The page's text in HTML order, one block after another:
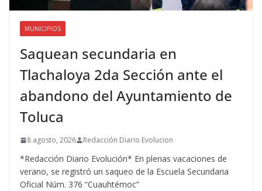
MUNICIPIOS
Saquean secundaria en
Tlachaloya 2da Sección ante el
abandono del Ayuntamiento de
Toluca
8 agosto, 2026 Redacción Diario Evolucion
*Redacción Diario Evolución* En plenas vacaciones de
verano, se registró un saqueo de la Escuela Secundaria
Oficial Núm. 376 “Cuauhtémoc”